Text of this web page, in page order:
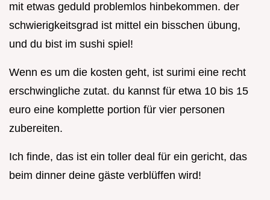
mit etwas geduld problemlos hinbekommen. der
schwierigkeitsgrad ist mittel ein bisschen übung,
und du bist im sushi spiel!
Wenn es um die kosten geht, ist surimi eine recht
erschwingliche zutat. du kannst für etwa 10 bis 15
euro eine komplette portion für vier personen
zubereiten.
Ich finde, das ist ein toller deal für ein gericht, das
beim dinner deine gäste verblüffen wird!